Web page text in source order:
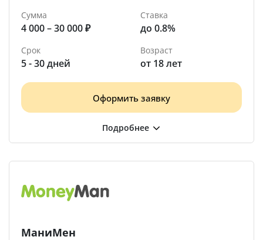
Сумма
4 000 – 30 000 ₽
Ставка
до 0.8%
Срок
5 - 30 дней
Возраст
от 18 лет
Оформить заявку
МаниМен